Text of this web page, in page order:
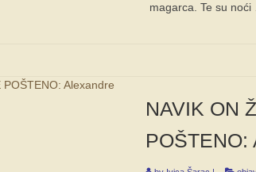
magarca. Te su noći
NAVIK ON
POŠTENO: